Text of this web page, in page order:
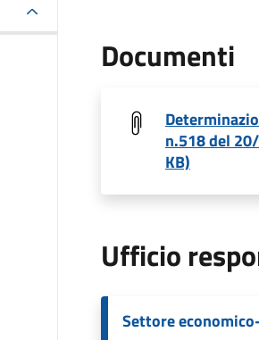
Documenti
n.518 del
KB)
Ufficio
Settore